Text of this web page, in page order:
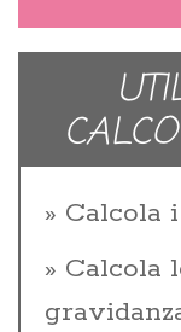
Calcola
Calcola